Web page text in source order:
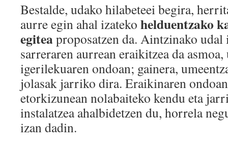
Bestalde, udako hilabeteei begira,
aurre egin ahal izateko helduentzako
egiteaproposatzen da. Aintzinako
sarreraren aurrean eraikitzea da
igerilekuaren ondoan; gainera,
jolasak jarriko dira. Eraikinaren
etorkizunean nolabaiteko kendu eta
instalatzea ahalbidetzen du, horrela
izan dadin.